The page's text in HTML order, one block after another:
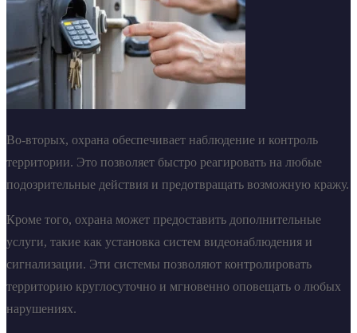
Во-вторых, охрана обеспечивает наблюдение и контроль
территории. Это позволяет быстро реагировать на любые
подозрительные действия и предотвращать возможную кражу.
Кроме того, охрана может предоставить дополнительные
услуги, такие как установка систем видеонаблюдения и
сигнализации. Эти системы позволяют контролировать
территорию круглосуточно и мгновенно оповещать о любых
нарушениях.